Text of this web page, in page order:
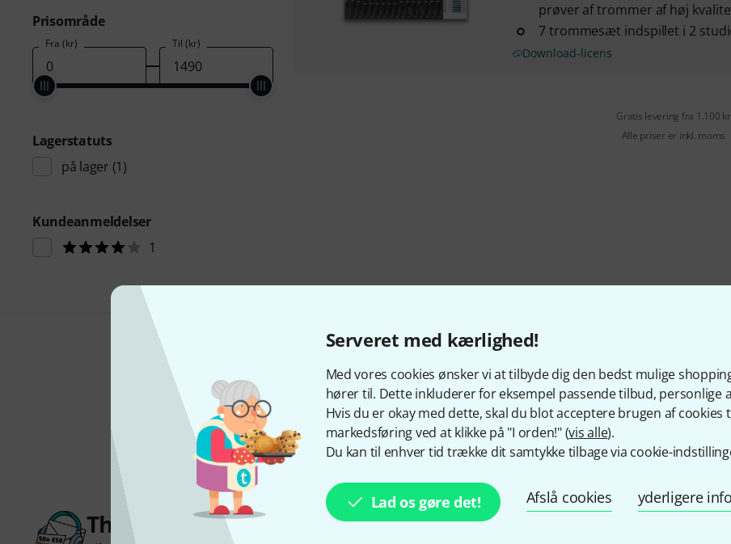
Serveret med kærlighed!
Med vores cookies ønsker vi at tilbyde dig den bedst mulige
hører til. Dette inkluderer for eksempel passende tilbud,
Hvis du er okay med dette, skal du blot acceptere brugen af
markedsføring ved at klikke på "I orden!" (vis alle).
Du kan til enhver tid trække dit samtykke tilbage via cookie-
Lad os gøre det! Afslå cookies yderligere
Prisområde
Fra (kr) Til (kr)
Lagerstatuts
på lager (1)
Kundeanmeldelser
1
prøver af trommer af høj
7 trommesæt indspillet i 2
Download-licens
Gratis levering fra 1.100 kr
Alle priser er inkl. moms
Kan du lide det du ser?
Del Hjælp og feedback
Thomann Newsletter